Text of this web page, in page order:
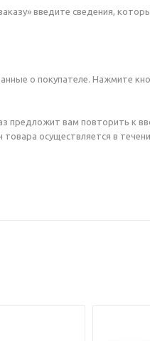
введите сведения,
о покупателе. Нажмите
предложит вам повторить к
осуществляется в